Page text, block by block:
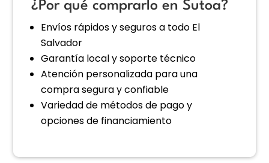
¿Por qué comprarlo en Sutoa?
Envíos rápidos y seguros a todo El
Salvador
Garantía local y soporte técnico
Atención personalizada para una
compra segura y confiable
Variedad de métodos de pago y
opciones de financiamiento